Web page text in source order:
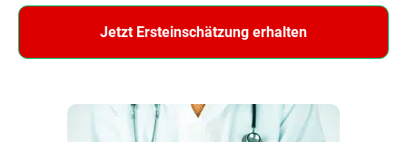
Jetzt Ersteinschätzung erhalten